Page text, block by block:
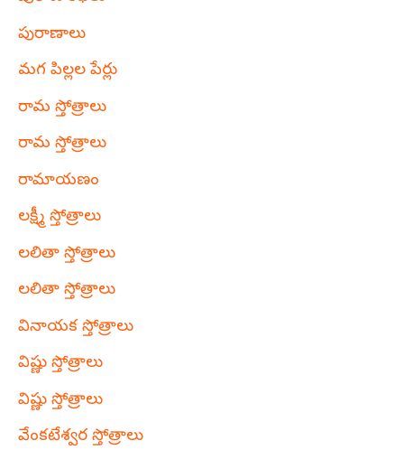
పురాణాలు
మగ పిల్లల పేర్లు
రామ స్తోత్రాలు
రామ స్తోత్రాలు
రామాయణం
లక్ష్మీ స్తోత్రాలు
లలితా స్తోత్రాలు
లలితా స్తోత్రాలు
వినాయక స్తోత్రాలు
విష్ణు స్తోత్రాలు
విష్ణు స్తోత్రాలు
వేంకటేశ్వర స్తోత్రాలు